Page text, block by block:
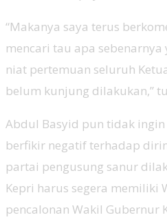
“Makanya saya terus
mencari tau apa
niat pertemuan seluruh
belum kunjung dilakukan,”
Abdul Basyid pun tidak
berfikir negatif terhadap
partai pengusung sanur
Kepri harus segera memiliki
pencalonan Wakil Gubernur